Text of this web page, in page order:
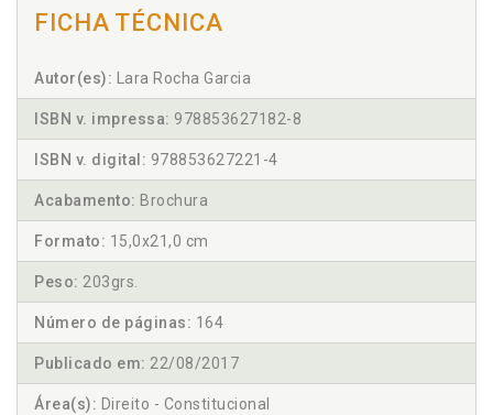
FICHA TÉCNICA
Autor(es): Lara Rocha Garcia
ISBN v. impressa: 978853627182-8
ISBN v. digital: 978853627221-4
Acabamento: Brochura
Formato: 15,0x21,0 cm
Peso: 203grs.
Número de páginas: 164
Publicado em: 22/08/2017
Área(s): Direito - Constitucional